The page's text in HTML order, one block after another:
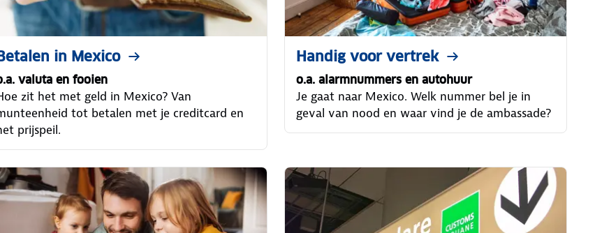
in Mexico
valuta en fooien
zit het met geld in Mexico? Van
tot betalen met je creditcard en
prijspeil.
Handig voor vertrek
o.a. alarmnummers en autohuur
Je gaat naar Mexico. Welk nummer bel je in
geval van nood en waar vind je de ambassade?